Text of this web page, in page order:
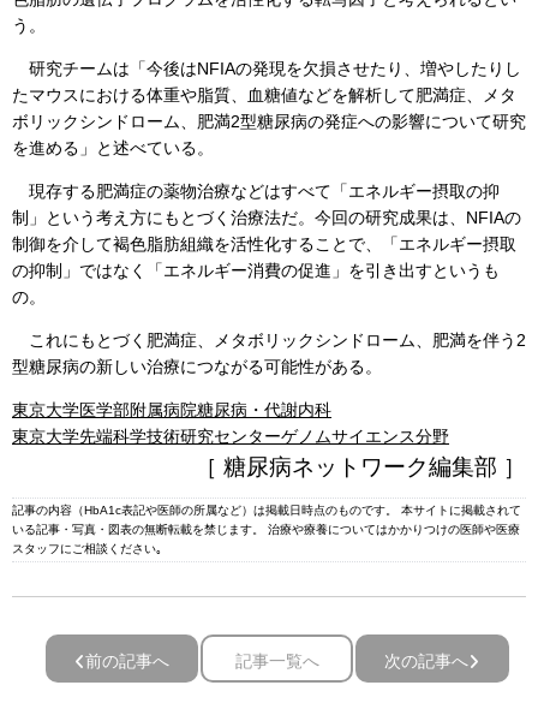
う。
研究チームは「今後はNFIAの発現を欠損させたり、増やしたりし
たマウスにおける体重や脂質、血糖値などを解析して肥満症、メタ
ボリックシンドローム、肥満2型糖尿病の発症への影響について研究
を進める」と述べている。
現存する肥満症の薬物治療などはすべて「エネルギー摂取の抑
制」という考え方にもとづく治療法だ。今回の研究成果は、NFIAの
制御を介して褐色脂肪組織を活性化することで、「エネルギー摂取
の抑制」ではなく「エネルギー消費の促進」を引き出すというも
の。
これにもとづく肥満症、メタボリックシンドローム、肥満を伴う2
型糖尿病の新しい治療につながる可能性がある。
東京大学医学部附属病院糖尿病・代謝内科
東京大学先端科学技術研究センターゲノムサイエンス分野
［ 糖尿病ネットワーク編集部 ］
記事の内容（HbA1c表記や医師の所属など）は掲載日時点のものです。 本サイトに掲載されて
いる記事・写真・図表の無断転載を禁じます。 治療や療養についてはかかりつけの医師や医療
スタッフにご相談ください｡
前の記事へ 記事一覧へ 次の記事へ